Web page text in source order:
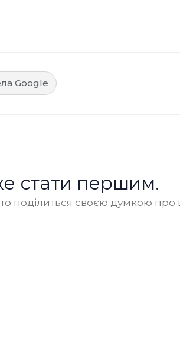
Google
стати першим.
поділиться своєю думкою про